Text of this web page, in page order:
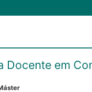
Docente em